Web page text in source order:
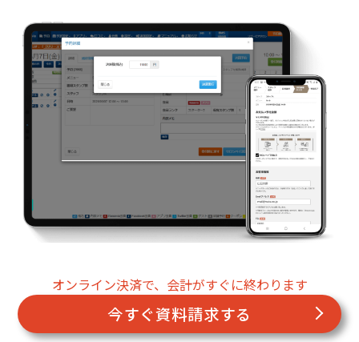
オンライン決済で、会計がすぐに終わります
今すぐ資料請求する